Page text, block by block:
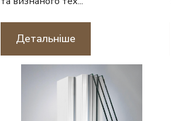
Детальніше